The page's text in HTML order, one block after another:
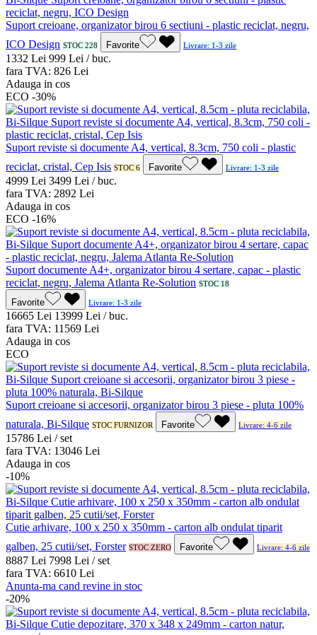
Suport creioane, organizator birou 6 sectiuni - plastic reciclat, negru,
ICO Design STOC 228 Favorite Livrare: 1-3 zile
1332 Lei 999 Lei / buc.
fara TVA: 826 Lei
Adauga in cos
ECO -30%
Suport reviste si documente A4, vertical, 8.3cm, 750 coli - plastic
reciclat, cristal, Cep Isis STOC 6 Favorite Livrare: 1-3 zile
4999 Lei 3499 Lei / buc.
fara TVA: 2892 Lei
Adauga in cos
ECO -16%
Suport documente A4+, organizator birou 4 sertare, capac - plastic
reciclat, negru, Jalema Atlanta Re-Solution STOC 18
Favorite Livrare: 1-3 zile
16665 Lei 13999 Lei / buc.
fara TVA: 11569 Lei
Adauga in cos
ECO
Suport creioane si accesorii, organizator birou 3 piese - pluta 100%
naturala, Bi-Silque STOC FURNIZOR Favorite Livrare: 4-6 zile
15786 Lei / set
fara TVA: 13046 Lei
Adauga in cos
-10%
Cutie arhivare, 100 x 250 x 350mm - carton alb ondulat tiparit
galben, 25 cutii/set, Forster STOC ZERO Favorite Livrare: 4-6 zile
8887 Lei 7998 Lei / set
fara TVA: 6610 Lei
Anunta-ma cand revine in stoc
-20%